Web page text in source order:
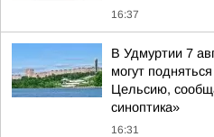
16:37
В Удмуртии 7
могут
Цельсию,
синоптика»
16:31